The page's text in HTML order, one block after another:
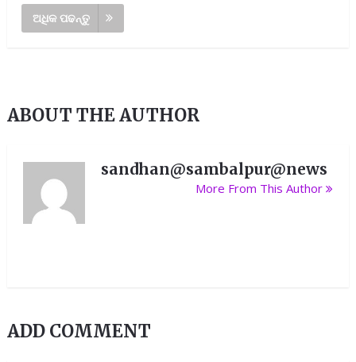
ଅଧିକ ପଢନ୍ତୁ
ABOUT THE AUTHOR
sandhan@sambalpur@news
More From This Author
ADD COMMENT